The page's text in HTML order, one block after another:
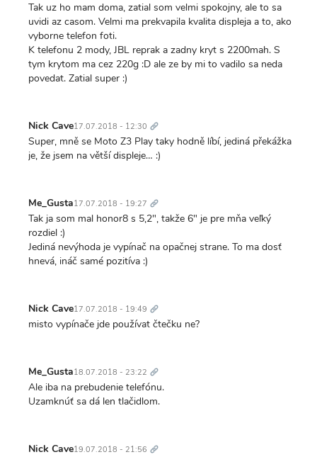
Tak uz ho mam doma, zatial som velmi spokojny, ale to sa
uvidi az casom. Velmi ma prekvapila kvalita displeja a to, ako
vyborne telefon foti.
K telefonu 2 mody, JBL reprak a zadny kryt s 2200mah. S
tym krytom ma cez 220g :D ale ze by mi to vadilo sa neda
povedat. Zatial super :)
Nick Cave17.07.2018 - 12:30 odkaz
Super, mně se Moto Z3 Play taky hodně líbí, jediná překážka
je, že jsem na větší displeje… :)
Me_Gusta17.07.2018 - 19:27 odkaz
Tak ja som mal honor8 s 5,2", takže 6" je pre mňa veľký
rozdiel :)
Jediná nevýhoda je vypínač na opačnej strane. To ma dosť
hnevá, ináč samé pozitíva :)
Nick Cave17.07.2018 - 19:49 odkaz
misto vypínače jde používat čtečku ne?
Me_Gusta18.07.2018 - 23:22 odkaz
Ale iba na prebudenie telefónu.
Uzamknúť sa dá len tlačidlom.
Nick Cave19.07.2018 - 21:56 odkaz